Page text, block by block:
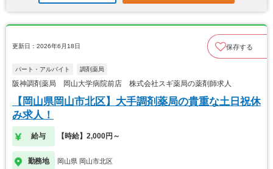
更新日：2026年6月18日 保存する
パート・アルバイト 調剤薬局
阪神調剤薬局 岡山大学病院前店 株式会社スギ薬局の薬剤師求人
【岡山県岡山市北区】大手調剤薬局の貴重な土日祝休
み求人！
給与 【時給】2,000円～
勤務地 岡山県 岡山市北区